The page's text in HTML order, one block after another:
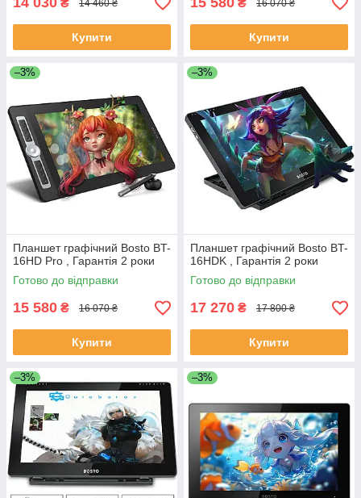
₴ 14 460 ₴
Купити
₴ 16 070 ₴
Купити
–3%
Планшет графічний Bosto BT-
16HD Pro , Гарантія 2 роки
Готово до відправки
15 580 ₴ 16 070 ₴
Купити
–3%
Планшет графічний Bosto BT-
16HDK , Гарантія 2 роки
Готово до відправки
17 270 ₴ 17 800 ₴
Купити
–3% –3%